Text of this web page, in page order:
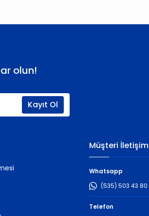
olun!
Kayıt Ol
Müşteri İletişim
Whatsapp
(535) 503 43 80
Telefon